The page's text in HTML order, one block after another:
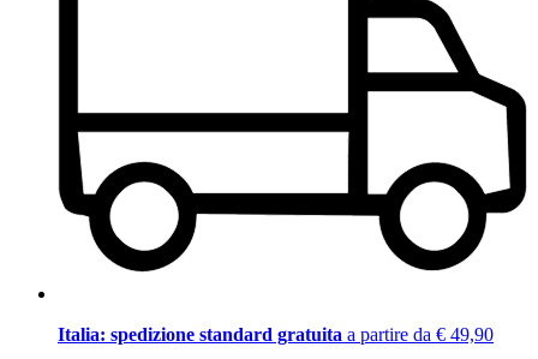
Italia: spedizione standard gratuita a partire da € 49,90